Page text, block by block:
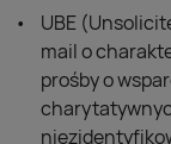
UBE
mail o
prośby o